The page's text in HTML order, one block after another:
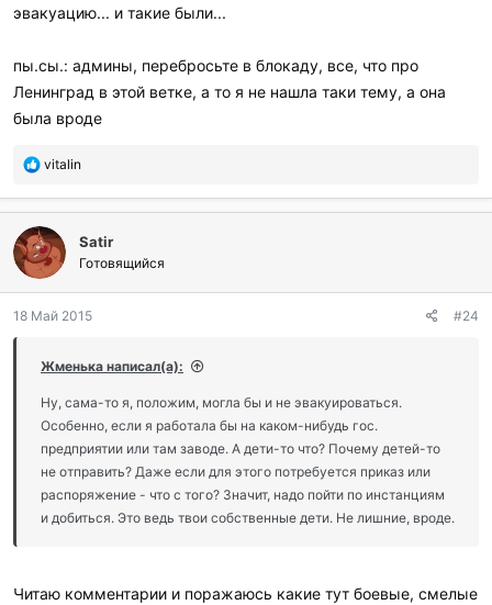
эвакуацию... и такие были...
пы.сы.: админы, перебросьте в блокаду, все, что про
Ленинград в этой ветке, а то я не нашла таки тему, а она
была вроде
П
б
л
а
г
о
а
и
и
:
vitalin
Satir
Готовящийся
18 Май 2015 #24
Жменька написал(а):
Ну, сама-то я, положим, могла бы и не эвакуироваться.
Особенно, если я работала бы на каком-нибудь гос.
предприятии или там заводе. А дети-то что? Почему детей-то
не отправить? Даже если для этого потребуется приказ или
распоряжение - что с того? Значит, надо пойти по инстанциям
и добиться. Это ведь твои собственные дети. Не лишние, вроде.
Читаю комментарии и поражаюсь какие тут боевые, смелые